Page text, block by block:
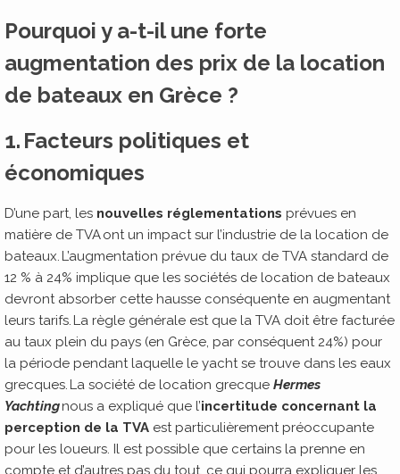
Pourquoi y a-t-il une forte
augmentation des prix de la location
de bateaux en Grèce ?
1. Facteurs politiques et
économiques
D’une part, les nouvelles réglementations prévues en
matière de TVA ont un impact sur l’industrie de la location de
bateaux. L’augmentation prévue du taux de TVA standard de
12 % à 24% implique que les sociétés de location de bateaux
devront absorber cette hausse conséquente en augmentant
leurs tarifs. La règle générale est que la TVA doit être facturée
au taux plein du pays (en Grèce, par conséquent 24%) pour
la période pendant laquelle le yacht se trouve dans les eaux
grecques. La société de location grecque Hermes
Yachtingnous a expliqué que l’incertitude concernant la
perception de la TVA est particulièrement préoccupante
pour les loueurs. Il est possible que certains la prenne en
compte et d’autres pas du tout, ce qui pourra expliquer les